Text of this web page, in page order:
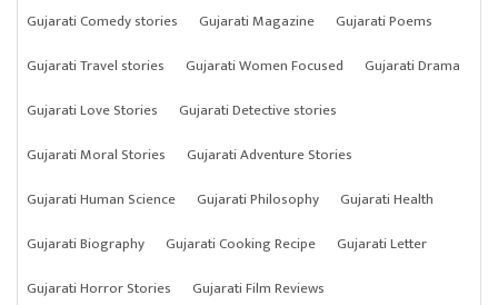
Gujarati Comedy stories
Gujarati Magazine
Gujarati Poems
Gujarati Travel stories
Gujarati Women Focused
Gujarati Drama
Gujarati Love Stories
Gujarati Detective stories
Gujarati Moral Stories
Gujarati Adventure Stories
Gujarati Human Science
Gujarati Philosophy
Gujarati Health
Gujarati Biography
Gujarati Cooking Recipe
Gujarati Letter
Gujarati Horror Stories
Gujarati Film Reviews